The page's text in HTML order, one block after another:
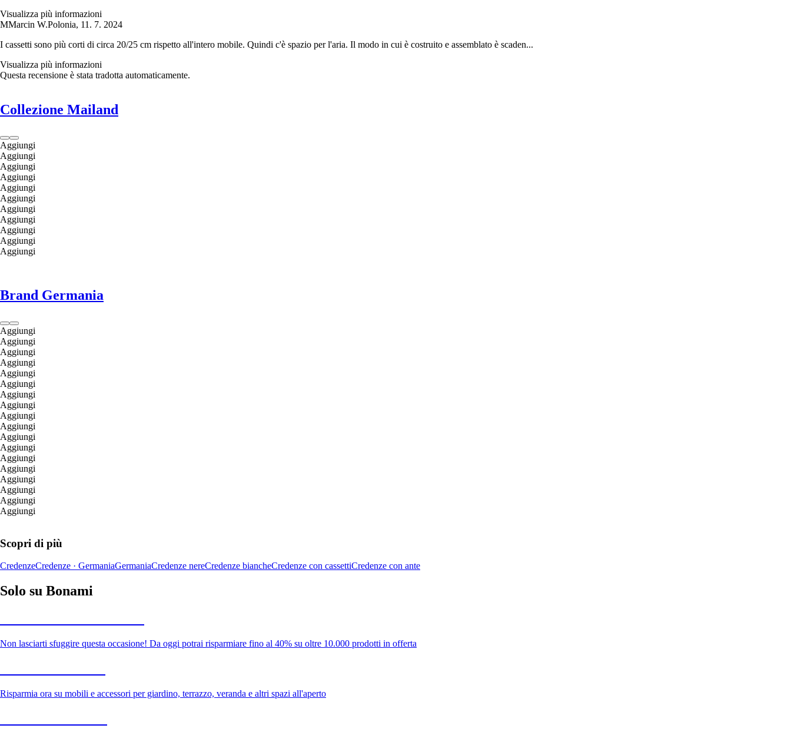
Visualizza più informazioni
MMarcin W.Polonia, 11. 7. 2024
I cassetti sono più corti di circa 20/25 cm rispetto all'intero mobile. Quindi c'è spazio per l'aria. Il modo in cui è costruito e assemblato è scaden...
Visualizza più informazioni
Questa recensione è stata tradotta automaticamente.
Collezione Mailand
Aggiungi
Aggiungi
Aggiungi
Aggiungi
Aggiungi
Aggiungi
Aggiungi
Aggiungi
Aggiungi
Aggiungi
Aggiungi
Brand Germania
Aggiungi
Aggiungi
Aggiungi
Aggiungi
Aggiungi
Aggiungi
Aggiungi
Aggiungi
Aggiungi
Aggiungi
Aggiungi
Aggiungi
Aggiungi
Aggiungi
Aggiungi
Aggiungi
Aggiungi
Aggiungi
Scopri di più
CredenzeCredenze · GermaniaGermaniaCredenze nereCredenze biancheCredenze con cassettiCredenze con ante
Solo su Bonami
Non lasciarti sfuggire questa occasione! Da oggi potrai risparmiare fino al 40% su oltre 10.000 prodotti in offerta
Risparmia ora su mobili e accessori per giardino, terrazzo, veranda e altri spazi all'aperto